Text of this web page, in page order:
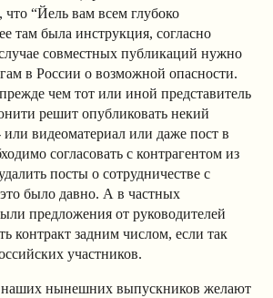
что “Йель вам всем глубоко
там была инструкция, согласно
совместных публикаций нужно
в России о возможной опасности.
чем тот или иной представитель
решит опубликовать некий
видеоматериал или даже пост в
согласовать с контрагентом из
посты о сотрудничестве с
было давно. А в частных
предложения от руководителей
контракт задним числом, если так
участников.
наших нынешних выпускников желают